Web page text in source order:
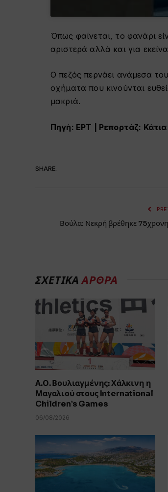
Όπως φαίνεται, το φανάρι
αριστερά αλλά και για
Ο πεζός περνάει ανάμεσα
οχήματα που κινούνται
μακριά.
Πηγή: ΕΡΤ | Ρεπορτάζ:
SHARE.
Βούλα: Νεκρή βρέθηκε
ΣΧΕΤΙΚΑΑΡΘΡΑ
Α.Ο. Βουλιαγμένης: Χάλκινη η
Μαγαλιού στους International
Children’s Games
06/08/2026